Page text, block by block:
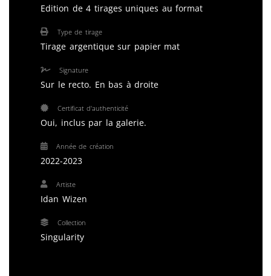
Edition de 4 tirages uniques au format
Type de tirage
Tirage argentique sur papier mat
Signature
Sur le recto. En bas à droite
Certificat d'authenticité
Oui, inclus par la galerie.
Année de création
2022-2023
Artiste
Idan Wizen
Collection
Singularity